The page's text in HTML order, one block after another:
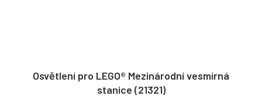
Osvětlení pro LEGO® Mezinárodní vesmírná
stanice (21321)